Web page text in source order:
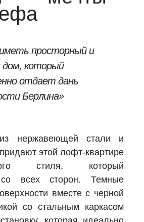
просторный и
который
отдает дань
Берлина»
нержавеющей стали и
этой лофт-квартире
стиля, который
со всех сторон. Темные
вместе с черной
со стальным каркасом